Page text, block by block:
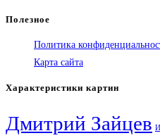
Полезное
Политика
Карта сайта
Характеристики картин
Дмитрий Зайцев